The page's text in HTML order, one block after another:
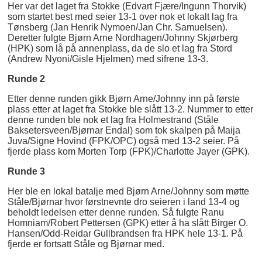
Her var det laget fra Stokke (Edvart Fjære/Ingunn Thorvik)
som startet best med seier 13-1 over nok et lokalt lag fra
Tønsberg (Jan Henrik Nymoen/Jan Chr. Samuelsen).
Deretter fulgte Bjørn Arne Nordhagen/Johnny Skjørberg
(HPK) som lå på annenplass, da de slo et lag fra Stord
(Andrew Nyoni/Gisle Hjelmen) med sifrene 13-3.
Runde 2
Etter denne runden gikk Bjørn Arne/Johnny inn på første
plass etter at laget fra Stokke ble slått 13-2. Nummer to etter
denne runden ble nok et lag fra Holmestrand (Ståle
Baksetersveen/Bjørnar Endal) som tok skalpen på Maija
Juva/Signe Hovind (FPK/OPC) også med 13-2 seier. På
fjerde plass kom Morten Torp (FPK)/Charlotte Jayer (GPK).
Runde 3
Her ble en lokal batalje med Bjørn Arne/Johnny som møtte
Ståle/Bjørnar hvor førstnevnte dro seieren i land 13-4 og
beholdt ledelsen etter denne runden. Så fulgte Ranu
Homniam/Robert Pettersen (GPK) etter å ha slått Birger O.
Hansen/Odd-Reidar Gullbrandsen fra HPK hele 13-1. På
fjerde er fortsatt Ståle og Bjørnar med.